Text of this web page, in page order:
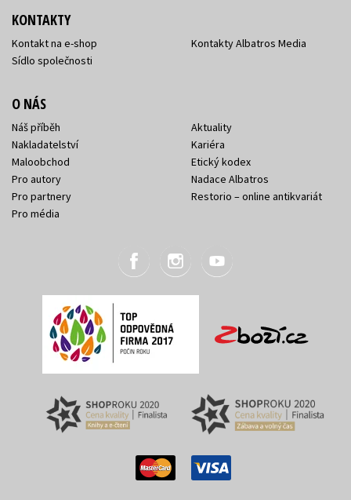
KONTAKTY
Kontakt na e-shop
Sídlo společnosti
Kontakty Albatros Media
O NÁS
Náš příběh
Nakladatelství
Maloobchod
Pro autory
Pro partnery
Pro média
Aktuality
Kariéra
Etický kodex
Nadace Albatros
Restorio – online antikvariát